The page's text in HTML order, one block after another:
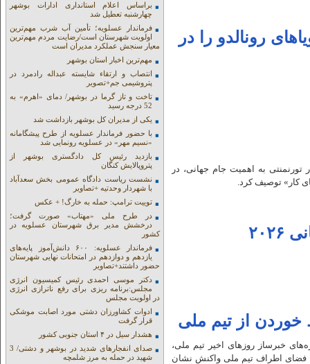
رونالدو را در
به اهمیت جام جهانی، در
کار» توصیف کرد.
از تیم ملی
خبرساز روزهای اخیر تیم ملی،
فضای اطراف تیم ملی واکنش نشان
براساس اعلام استانداری ادارات بوشهر
چهارشنبه تعطیل شد
فرماندار عسلویه؛ تأمین آب شرب مهم‌ترین
اولویت شهرستان است/رضایت مردم مهم‌ترین
معیار سنجش عملکرد مدیران است
مهم‌ترین اخبار استان بوشهر
انتصاب و ارتقاء شایسته عبداله رادمرد در
پتروشیمی جم+تصویر
تاخت و تاز گرما در بوشهر/ دمای «اهرم» به
52 درجه رسید
یکی از مدیران کل بوشهر بازداشت شد
با حضور فرماندار عسلویه از طرح پیشگامانه
«نسیم مهر» در عسلویه رونمایی شد
بازدید رئیس کل دادگستری بوشهر از
پتروپالایش کنگان
نشست ریاست دادگاه عمومی بخش سعدآباد
با شهردار وحدتیه +تصاویر
توییت ترامپ: حمله به خارگ! + عکس
در طرح ملی «مهتاب» صورت گرفت؛
درخشش مدیر برق شهرستان عسلویه در
کشور
فرماندار عسلویه: ۶۰۰ دانش‌آموز پایه‌های
یازدهم و دوازدهم در امتحانات نهایی شهرستان
حضور داشتند+تصاویر
دکتر موسی احمدی رئیس کمیسیون انرژی
مجلس:برنامه ریزی برای رفع ناترازی انرژی
در اولویت مجلس
ادوات کشاورزان دشتی مورد اصابت موشکی
قرار گرفت
هشدار سیل در ۴ استان جنوبی کشور
صدای انفجارهای شدید در بوشهر و دشتی/ 3
شهید در حمله به مرز شلمچه